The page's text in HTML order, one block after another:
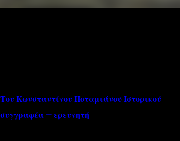
Του Κωνσταντίνου Ποταμιάνου Ιστορικού
συγγραφέα – ερευνητή